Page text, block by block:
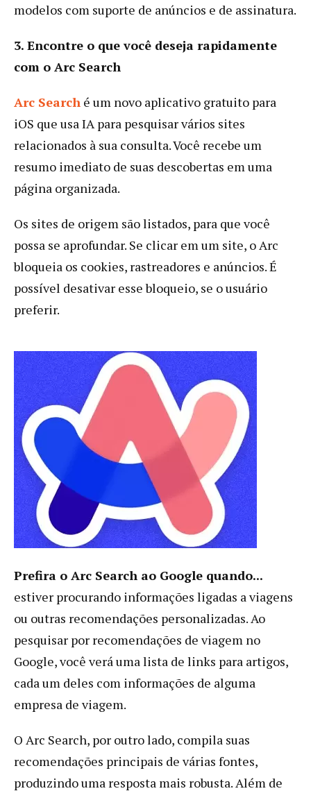
modelos com suporte de anúncios e de assinatura.
3. Encontre o que você deseja rapidamente
com o Arc Search
Arc Search é um novo aplicativo gratuito para
iOS que usa IA para pesquisar vários sites
relacionados à sua consulta. Você recebe um
resumo imediato de suas descobertas em uma
página organizada.
Os sites de origem são listados, para que você
possa se aprofundar. Se clicar em um site, o Arc
bloqueia os cookies, rastreadores e anúncios. É
possível desativar esse bloqueio, se o usuário
preferir.
Prefira o Arc Search ao Google quando...
estiver procurando informações ligadas a viagens
ou outras recomendações personalizadas. Ao
pesquisar por recomendações de viagem no
Google, você verá uma lista de links para artigos,
cada um deles com informações de alguma
empresa de viagem.
O Arc Search, por outro lado, compila suas
recomendações principais de várias fontes,
produzindo uma resposta mais robusta. Além de